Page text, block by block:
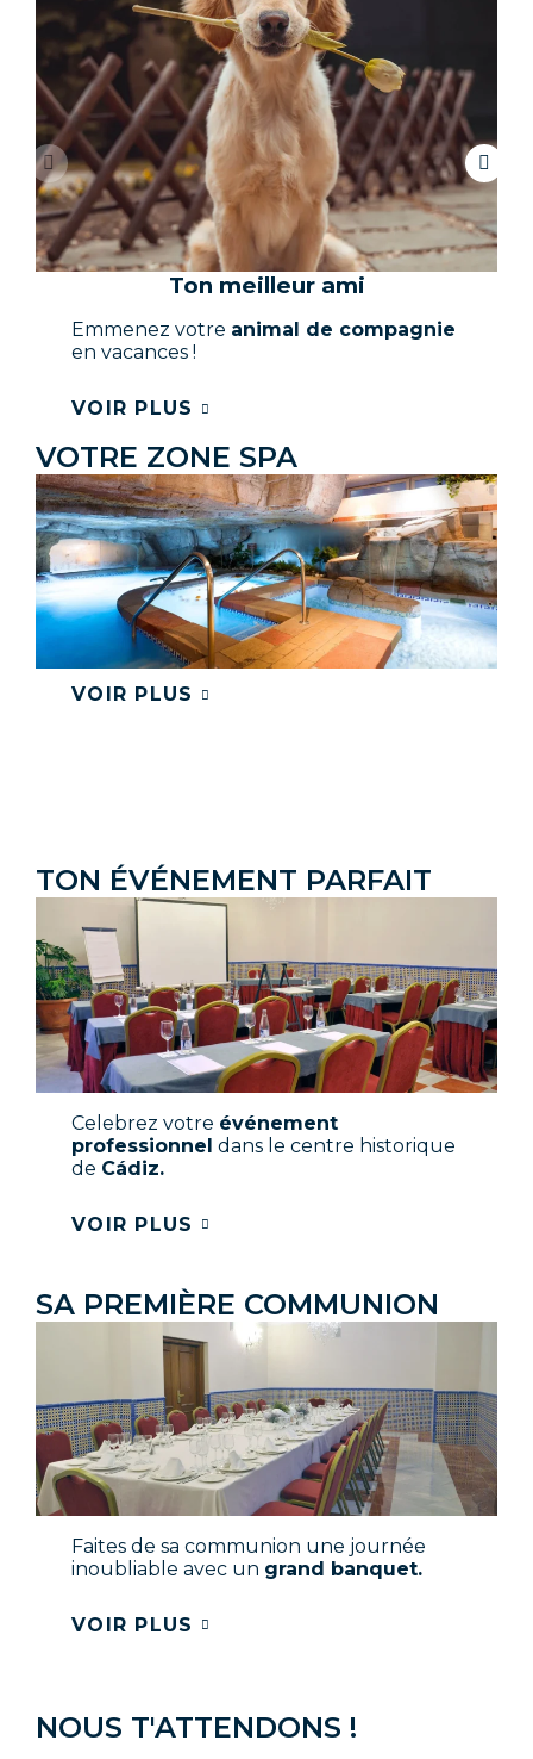
Ton meilleur ami
Emmenez votre animal de compagnie
en vacances !
VOIR PLUS
VOTRE ZONE SPA
VOIR PLUS
TON ÉVÉNEMENT PARFAIT
Celebrez votre événement
professionnel dans le centre historique
de Cádiz.
VOIR PLUS
SA PREMIÈRE COMMUNION
Faites de sa communion une journée
inoubliable avec un grand banquet.
VOIR PLUS
NOUS T'ATTENDONS !